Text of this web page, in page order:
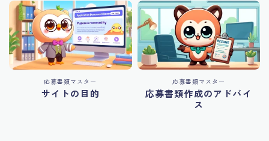
応募書類マスター
サイトの目的
応募書類マスター
応募書類作成のアドバイ
ス